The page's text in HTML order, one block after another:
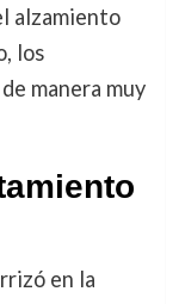
alzamiento
los
manera muy
en la